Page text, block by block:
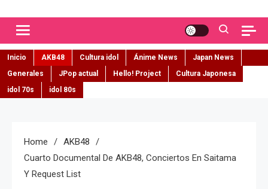
Inicio AKB48 Cultura idol Ánime News
Japan News
Generales
JPop actual Hello! Project
Cultura Japonesa
idol 70s
idol 80s
Home
AKB48
Cuarto Documental De AKB48, Conciertos En Saitama
Y Request List